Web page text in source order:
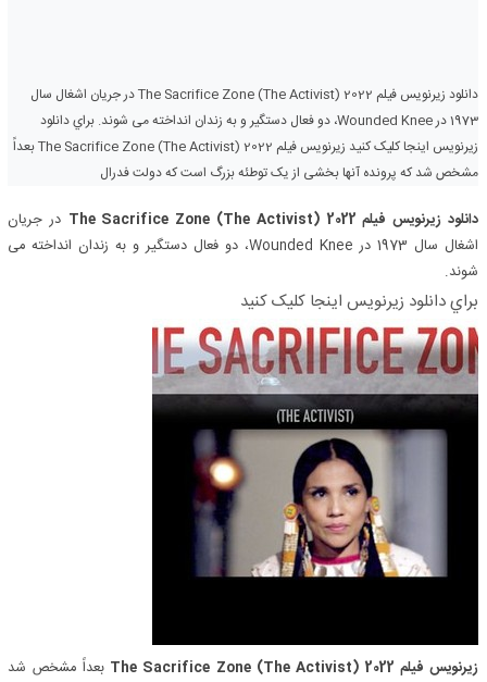
دانلود زیرنویس فیلم The Sacrifice Zone (The Activist) 2022 در جریان اشغال سال
1973 در Wounded Knee، دو فعال دستگیر و به زندان انداخته می شوند. براي دانلود
زيرنويس اينجا کليک کنيد زیرنویس فیلم The Sacrifice Zone (The Activist) 2022 بعداً
مشخص شد که پرونده آنها بخشی از یک توطئه بزرگ است که دولت فدرال
دانلود زیرنویس فیلم The Sacrifice Zone (The Activist) 2022
در جریان
اشغال سال 1973 در Wounded Knee، دو فعال دستگیر و به زندان انداخته می
شوند.
براي دانلود زيرنويس اينجا کليک کنيد
زیرنویس فیلم The Sacrifice Zone (The Activist) 2022
بعداً مشخص شد